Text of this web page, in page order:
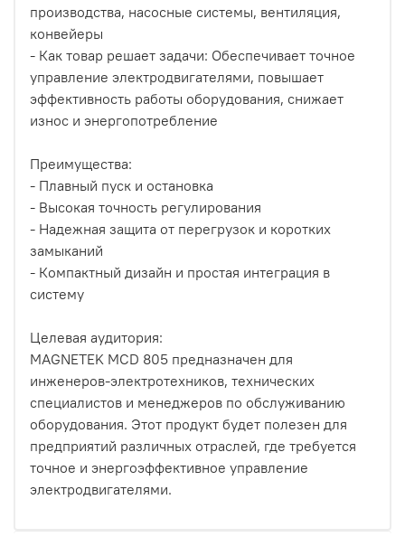
производства, насосные системы, вентиляция,
конвейеры
- Как товар решает задачи: Обеспечивает точное
управление электродвигателями, повышает
эффективность работы оборудования, снижает
износ и энергопотребление
Преимущества:
- Плавный пуск и остановка
- Высокая точность регулирования
- Надежная защита от перегрузок и коротких
замыканий
- Компактный дизайн и простая интеграция в
систему
Целевая аудитория:
MAGNETEK MCD 805 предназначен для
инженеров-электротехников, технических
специалистов и менеджеров по обслуживанию
оборудования. Этот продукт будет полезен для
предприятий различных отраслей, где требуется
точное и энергоэффективное управление
электродвигателями.